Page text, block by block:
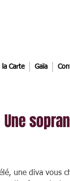
la Carte Gaïa
Une
une diva vous